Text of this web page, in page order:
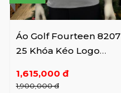
Áo Golf Fourteen 8207
25 Khóa Kéo Logo
1,615,000 đ
1,900,000 đ